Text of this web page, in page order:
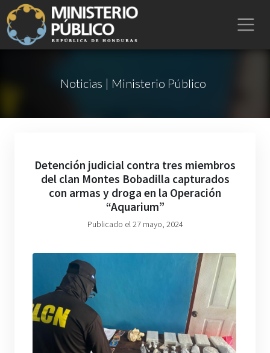
Noticias | Ministerio Público
Detención judicial contra tres miembros
del clan Montes Bobadilla capturados
con armas y droga en la Operación
“Aquarium”
Publicado el 27 mayo, 2024